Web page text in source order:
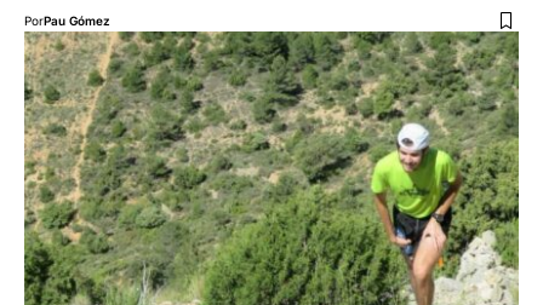
PorPau Gómez